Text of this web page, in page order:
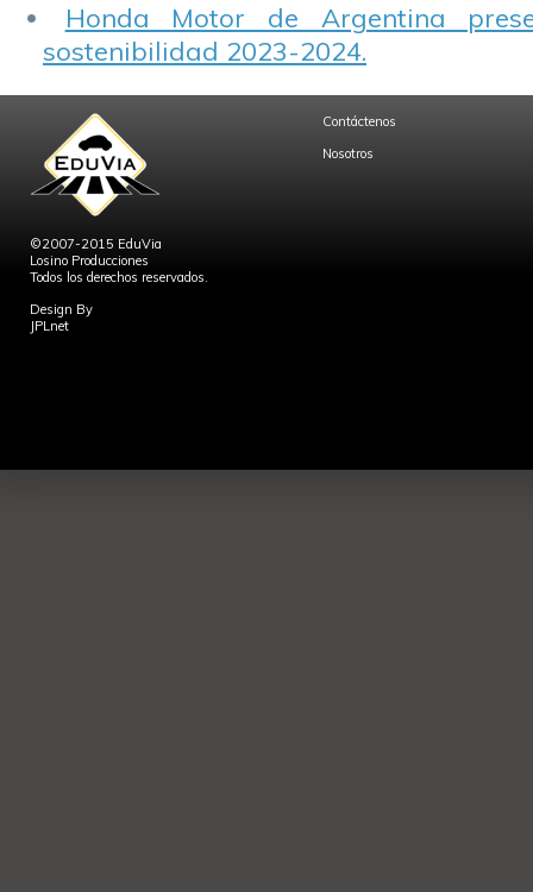
Honda Motor de Argentina
sostenibilidad 2023-2024.
©2007-2015 EduVia
Losino Producciones
Todos los derechos reservados.
Design By
JPLnet
Contáctenos
Nosotros